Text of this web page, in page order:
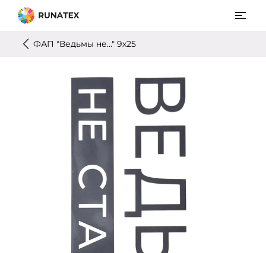
ФАП "Ведьмы не..." 9х25